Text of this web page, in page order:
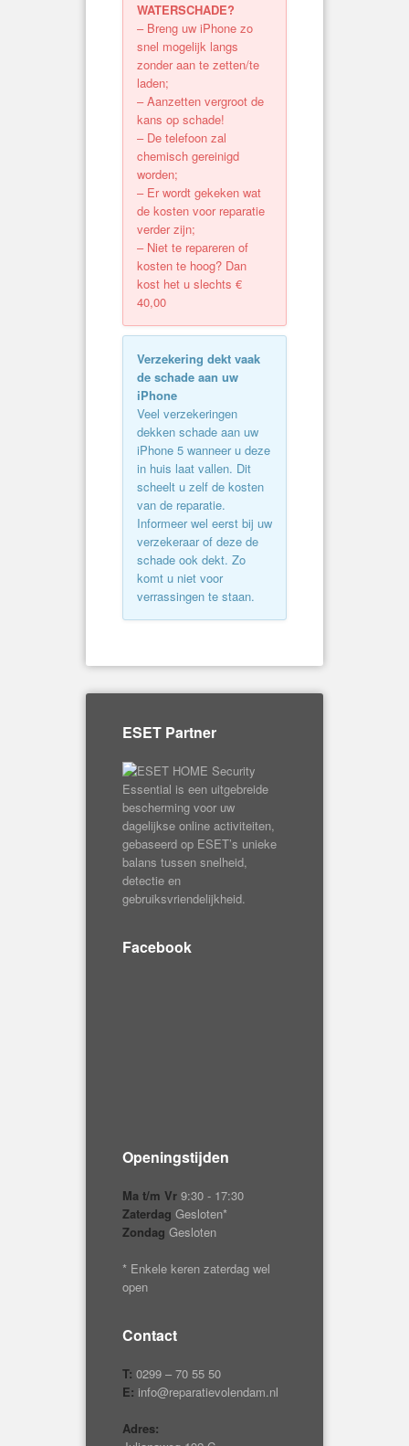
WATERSCHADE?
– Breng uw iPhone zo
snel mogelijk langs
zonder aan te zetten/te
laden;
– Aanzetten vergroot de
kans op schade!
– De telefoon zal
chemisch gereinigd
worden;
– Er wordt gekeken wat
de kosten voor reparatie
verder zijn;
– Niet te repareren of
kosten te hoog? Dan
kost het u slechts €
40,00
Verzekering dekt vaak
de schade aan uw
iPhone
Veel verzekeringen
dekken schade aan uw
iPhone 5 wanneer u deze
in huis laat vallen. Dit
scheelt u zelf de kosten
van de reparatie.
Informeer wel eerst bij uw
verzekeraar of deze de
schade ook dekt. Zo
komt u niet voor
verrassingen te staan.
ESET Partner
Facebook
Openingstijden
Ma t/m Vr 9:30 - 17:30
Zaterdag Gesloten*
Zondag Gesloten
* Enkele keren zaterdag wel
open
Contact
T: 0299 – 70 55 50
E: info@reparatievolendam.nl
Adres: